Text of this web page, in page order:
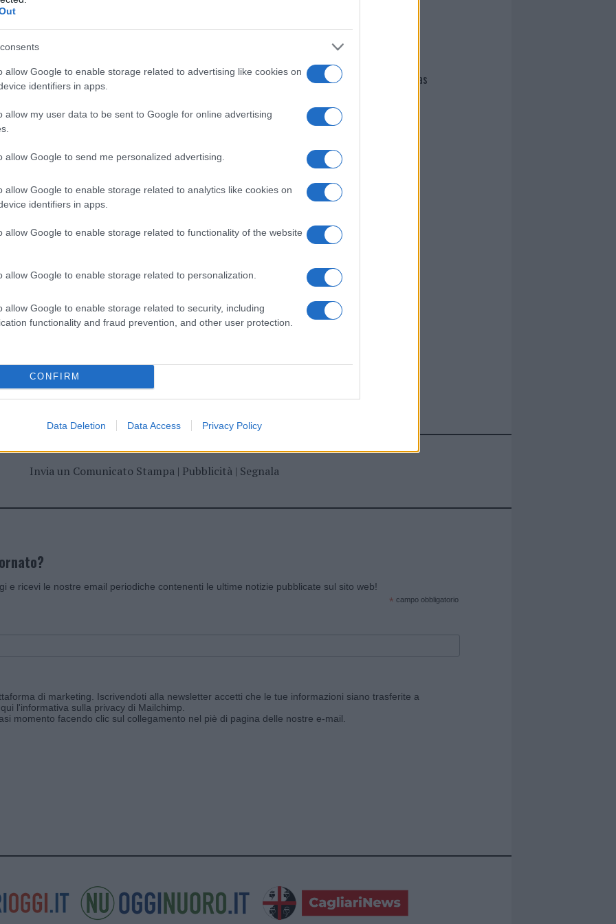
allow Google to enable storage related to advertising like cookies on
identifiers in apps.
allow my user data to be sent to Google for online advertising
allow Google to send me personalized advertising.
allow Google to enable storage related to analytics like cookies on
identifiers in apps.
allow Google to enable storage related to functionality of the website
allow Google to enable storage related to personalization.
allow Google to enable storage related to security, including
functionality and fraud prevention, and other user protection.
CONFIRM
Data Deletion Data Access Privacy Policy
di GalluraOggi.it
i tuoi video e le tue foto
+39 345 356 7512
news da
Prossimo articolo
Giovannimaria Cabras
Invia un Comunicato Stampa| Pubblicità| Segnala
e ricevi le nostre email periodiche contenenti le ultime notizie pubblicate sul sito web!
* campo obbligatorio
di marketing. Iscrivendoti alla newsletter accetti che le tue informazioni siano trasferite a
l'informativa sulla privacy di Mailchimp
momento facendo clic sul collegamento nel piè di pagina delle nostre e-mail.